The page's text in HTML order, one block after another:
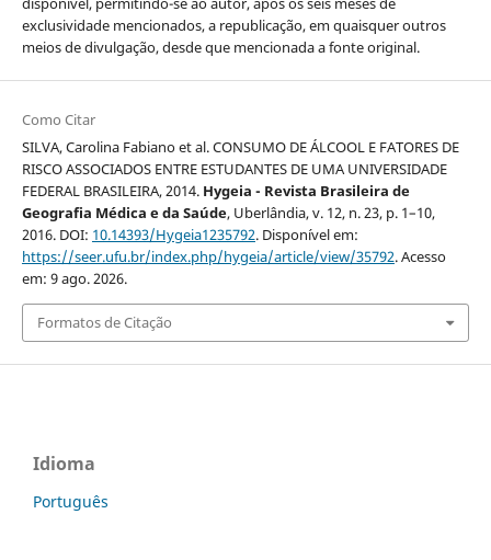
exclusividade mencionados, a republicação, em quaisquer outros
meios de divulgação, desde que mencionada a fonte original.
Como Citar
SILVA, Carolina Fabiano et al. CONSUMO DE ÁLCOOL E FATORES DE
RISCO ASSOCIADOS ENTRE ESTUDANTES DE UMA UNIVERSIDADE
FEDERAL BRASILEIRA, 2014. Hygeia - Revista Brasileira de
Geografia Médica e da Saúde, Uberlândia, v. 12, n. 23, p. 1–10,
2016. DOI: 10.14393/Hygeia1235792. Disponível em:
https://seer.ufu.br/index.php/hygeia/article/view/35792. Acesso
em: 9 ago. 2026.
Formatos de Citação
Idioma
Português